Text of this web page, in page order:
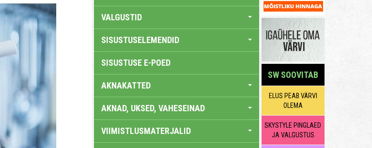
VALGUSTID
SISUSTUSELEMENDID
SISUSTUSE E-POED
AKNAKATTED
AKNAD, UKSED, VAHESEINAD
VIIMISTLUSMATERJALID
SW SOOVITAB
ELUS PEAB VÄRVI
OLEMA
SKYSTYLE PINGLAED
JA VALGUSTUS